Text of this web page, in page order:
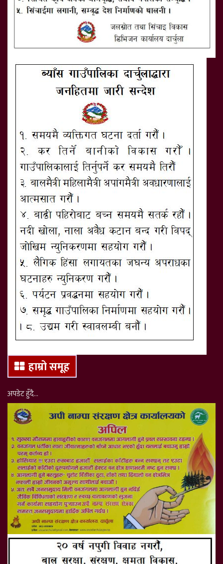
हाम्रो समूह
अपडेट हुँदै…